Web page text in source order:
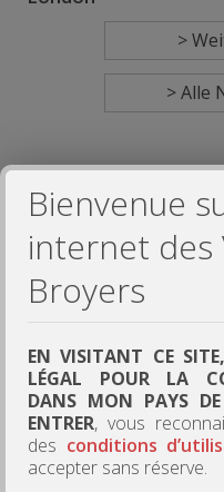
>
> Alle
Bienvenue
internet des
Broyers
EN VISITANT CE SITE,
LÉGAL POUR LA
DANS MON PAYS DE
ENTRER, vous
des conditions
accepter sans réserve.